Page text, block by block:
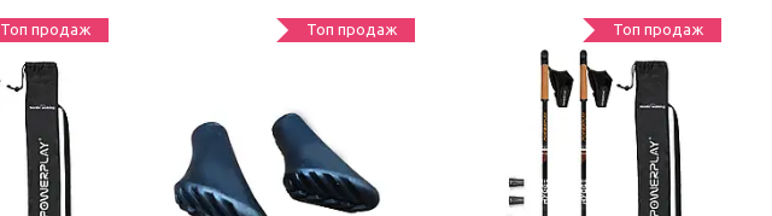
Топ продаж Топ продаж Топ продаж